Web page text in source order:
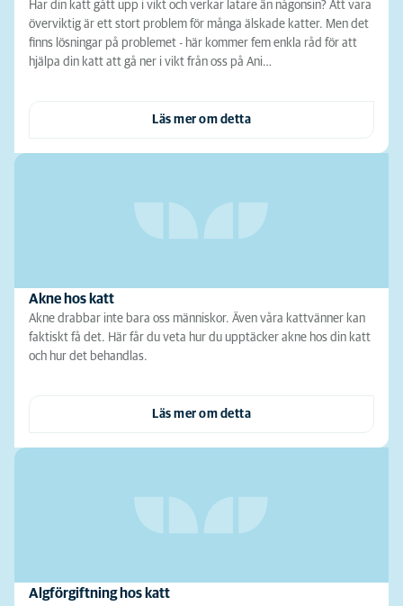
Har din katt gått upp i vikt och verkar latare än någonsin? Att vara
överviktig är ett stort problem för många älskade katter. Men det
finns lösningar på problemet - här kommer fem enkla råd för att
hjälpa din katt att gå ner i vikt från oss på Ani…
Läs mer om detta
Akne hos katt
Akne drabbar inte bara oss människor. Även våra kattvänner kan
faktiskt få det. Här får du veta hur du upptäcker akne hos din katt
och hur det behandlas.
Läs mer om detta
Algförgiftning hos katt